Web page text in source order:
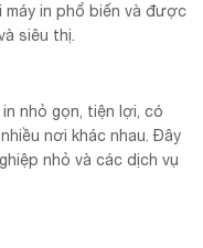
máy in phổ biến và được
siêu thị.
in nhỏ gọn, tiện lợi, có
nơi khác nhau. Đây
nhỏ và các dịch vụ